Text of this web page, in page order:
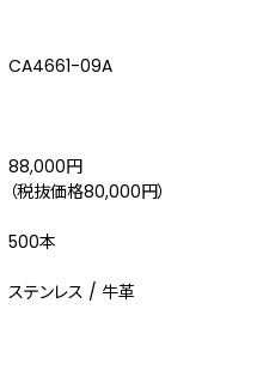
CA4661-09A
88,000円
（税抜価格80,000円）
500本
ステンレス / 牛革